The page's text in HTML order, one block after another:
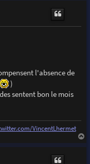
l'absence de
)
sentent bon le mois
VincentLhermet